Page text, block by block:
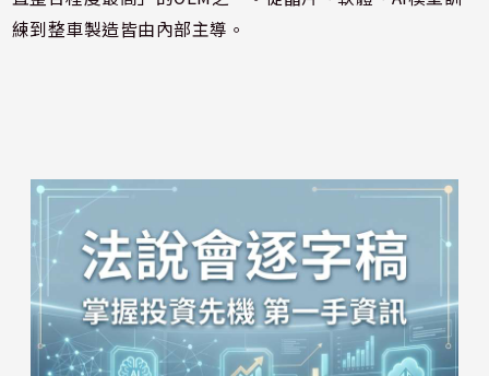
練到整車製造皆由內部主導。